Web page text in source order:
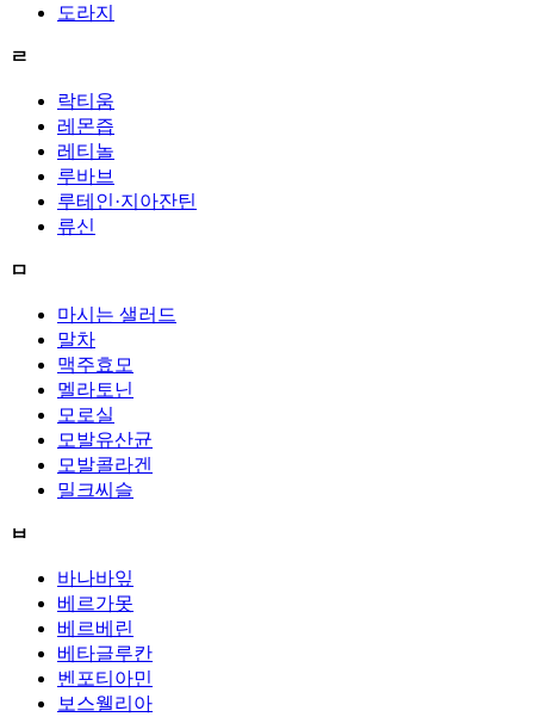
도라지
ㄹ
락티움
레몬즙
레티놀
루바브
루테인·지아잔틴
류신
ㅁ
마시는 샐러드
말차
맥주효모
멜라토닌
모로실
모발유산균
모발콜라겐
밀크씨슬
ㅂ
바나바잎
베르가못
베르베린
베타글루칸
벤포티아민
보스웰리아